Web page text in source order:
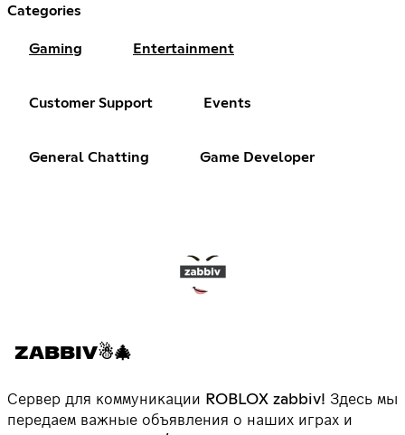
Categories
Gaming Entertainment
Customer Support Events
General Chatting Game Developer
ZABBIV☃🎄
Сервер для коммуникации ROBLOX zabbiv! Здесь мы
передаем важные объявления о наших играх и